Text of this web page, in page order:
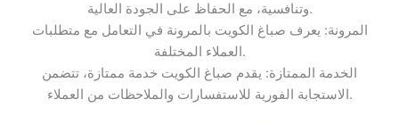
وتنافسية، مع الحفاظ على الجودة العالية.
المرونة: يعرف صباغ الكويت بالمرونة في التعامل مع متطلبات
العملاء المختلفة.
الخدمة الممتازة: يقدم صباغ الكويت خدمة ممتازة، تتضمن
الاستجابة الفورية للاستفسارات والملاحظات من العملاء.